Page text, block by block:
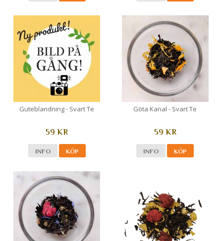
Guteblandning - Svart Te
59 KR
INFO KÖP
Göta Kanal - Svart Te
59 KR
INFO KÖP